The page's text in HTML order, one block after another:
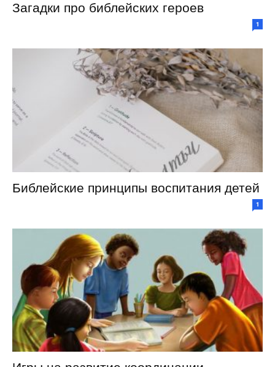
Загадки про библейских героев
1
Библейские принципы воспитания детей
1